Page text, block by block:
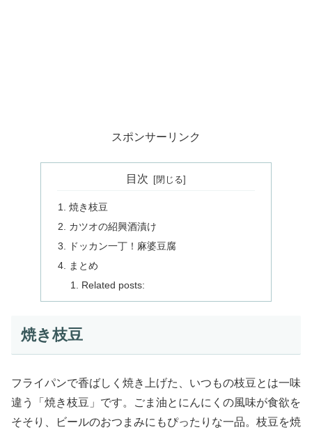
スポンサーリンク
目次
焼き枝豆
カツオの紹興酒漬け
ドッカン一丁！麻婆豆腐
まとめ
Related posts:
焼き枝豆
フライパンで香ばしく焼き上げた、いつもの枝豆とは一味
違う「焼き枝豆」です。ごま油とにんにくの風味が食欲を
そそり、ビールのおつまみにもぴったりな一品。枝豆を焼